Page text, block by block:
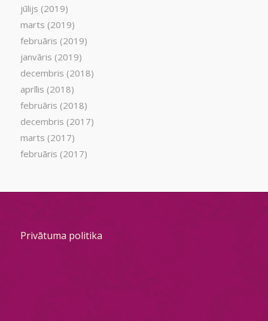
jūlijs (2019)
marts (2019)
februāris (2019)
janvāris (2019)
decembris (2018)
aprīlis (2018)
februāris (2018)
decembris (2017)
marts (2017)
februāris (2017)
Privātuma politika